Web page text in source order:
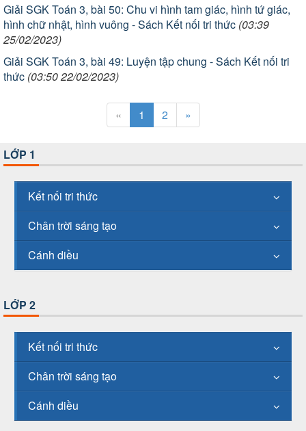
Giải SGK Toán 3, bài 50: Chu vi hình tam giác, hình tứ giác,
hình chữ nhật, hình vuông - Sách Kết nối tri thức (03:39
25/02/2023)
Giải SGK Toán 3, bài 49: Luyện tập chung - Sách Kết nối tri
thức (03:50 22/02/2023)
« 1 2 »
LỚP 1
Kết nối tri thức
Chân trời sáng tạo
Cánh diều
LỚP 2
Kết nối tri thức
Chân trời sáng tạo
Cánh diều